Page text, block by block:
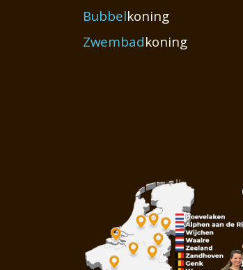
Bubbelkoning
Zwembadkoning